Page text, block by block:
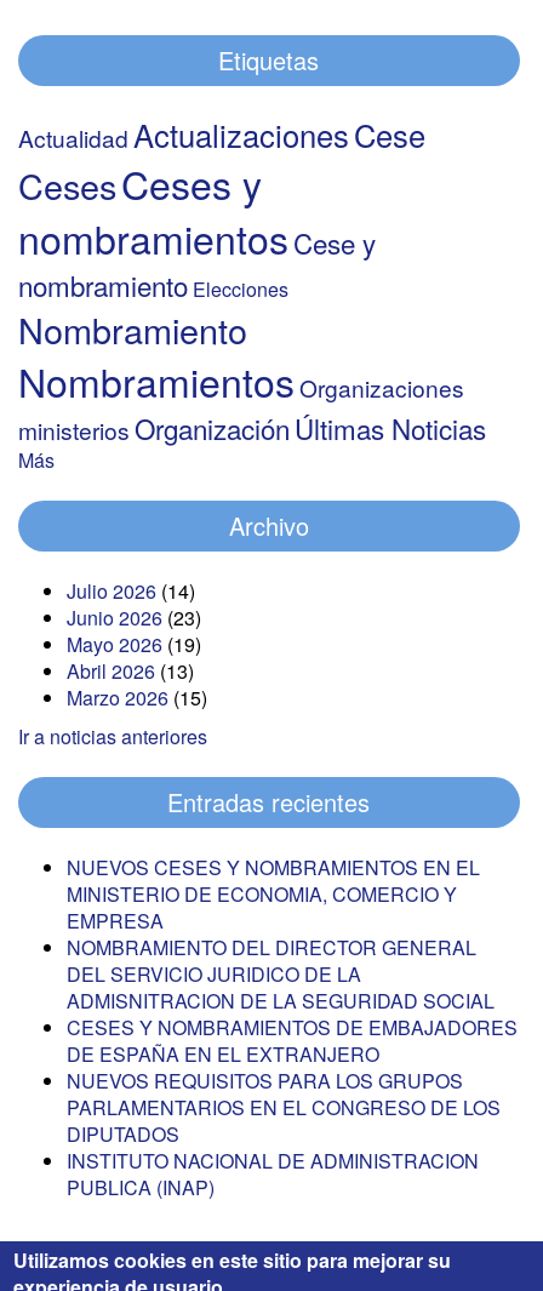
Etiquetas
Actualidad ActualizacionesCese
CesesCeses y
nombramientosCese y
nombramiento Elecciones
Nombramiento
NombramientosOrganizaciones
ministeriosOrganizaciónÚltimas Noticias
Más
Archivo
Julio 2026 (14)
Junio 2026 (23)
Mayo 2026 (19)
Abril 2026 (13)
Marzo 2026 (15)
Ir a noticias anteriores
Entradas recientes
NUEVOS CESES Y NOMBRAMIENTOS EN EL
MINISTERIO DE ECONOMIA, COMERCIO Y
EMPRESA
NOMBRAMIENTO DEL DIRECTOR GENERAL
DEL SERVICIO JURIDICO DE LA
ADMISNITRACION DE LA SEGURIDAD SOCIAL
CESES Y NOMBRAMIENTOS DE EMBAJADORES
DE ESPAÑA EN EL EXTRANJERO
NUEVOS REQUISITOS PARA LOS GRUPOS
PARLAMENTARIOS EN EL CONGRESO DE LOS
DIPUTADOS
INSTITUTO NACIONAL DE ADMINISTRACION
PUBLICA (INAP)
Utilizamos cookies en este sitio para mejorar su